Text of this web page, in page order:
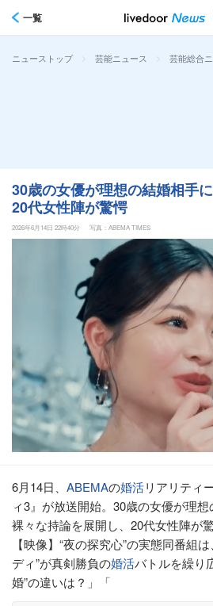
一覧
ニューストップ > 芸能ニュース > 芸能総合
30歳の女優が理想の結婚相手
20代女性陣が驚愕
2026年6月14日 22時40分 写真：ABEMA TIMES
6月14日、 ABEMAの婚活リアリティ
ィ3』が放送開始。30歳の女優が理
裸々な持論を展開し、20代女性陣が
【映像】“夜の探究心”の実態同番組
ディ”が真剣勝負の婚活バトルを繰り
婚”の違いは？」「